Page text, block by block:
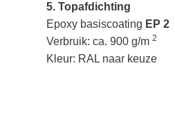
5. Topafdichting
Epoxy basiscoating EP 2
Verbruik: ca. 900 g/m 2
Kleur: RAL naar keuze